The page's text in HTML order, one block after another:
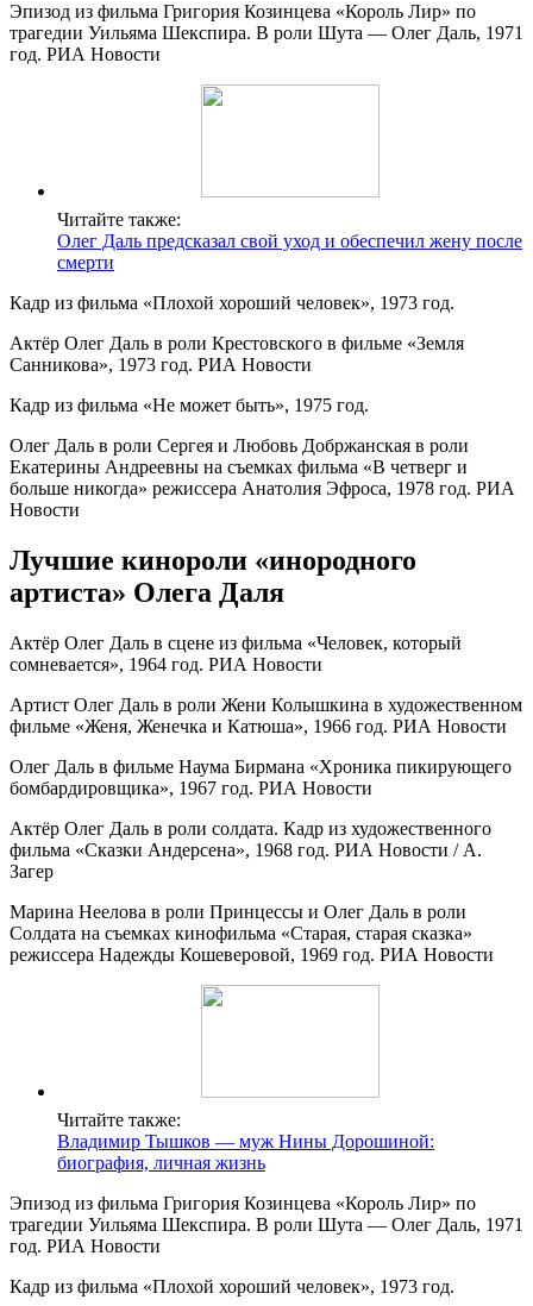
Эпизод из фильма Григория Козинцева «Король Лир» по
трагедии Уильяма Шекспира. В роли Шута — Олег Даль, 1971
год. РИА Новости
Читайте также:
Олег Даль предсказал свой уход и обеспечил жену после
смерти
Кадр из фильма «Плохой хороший человек», 1973 год.
Актёр Олег Даль в роли Крестовского в фильме «Земля
Санникова», 1973 год. РИА Новости
Кадр из фильма «Не может быть», 1975 год.
Олег Даль в роли Сергея и Любовь Добржанская в роли
Екатерины Андреевны на съемках фильма «В четверг и
больше никогда» режиссера Анатолия Эфроса, 1978 год. РИА
Новости
Лучшие кинороли «инородного
артиста» Олега Даля
Актёр Олег Даль в сцене из фильма «Человек, который
сомневается», 1964 год. РИА Новости
Артист Олег Даль в роли Жени Колышкина в художественном
фильме «Женя, Женечка и Катюша», 1966 год. РИА Новости
Олег Даль в фильме Наума Бирмана «Хроника пикирующего
бомбардировщика», 1967 год. РИА Новости
Актёр Олег Даль в роли солдата. Кадр из художественного
фильма «Сказки Андерсена», 1968 год. РИА Новости / А.
Загер
Марина Неелова в роли Принцессы и Олег Даль в роли
Солдата на съемках кинофильма «Старая, старая сказка»
режиссера Надежды Кошеверовой, 1969 год. РИА Новости
Читайте также:
Владимир Тышков — муж Нины Дорошиной:
биография, личная жизнь
Эпизод из фильма Григория Козинцева «Король Лир» по
трагедии Уильяма Шекспира. В роли Шута — Олег Даль, 1971
год. РИА Новости
Кадр из фильма «Плохой хороший человек», 1973 год.